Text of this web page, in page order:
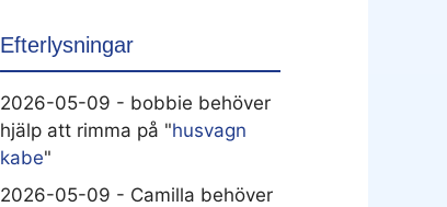
Efterlysningar
2026-05-09 - bobbie behöver
hjälp att rimma på "husvagn
kabe"
2026-05-09 - Camilla behöver